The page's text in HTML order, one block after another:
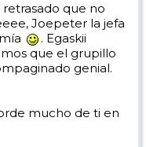
que no
Joepeter la jefa
. Egaskii
que el grupillo
genial.
mucho de ti en